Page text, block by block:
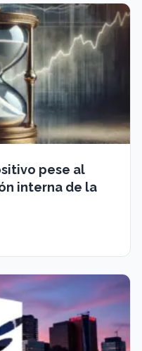
pese al
interna de la